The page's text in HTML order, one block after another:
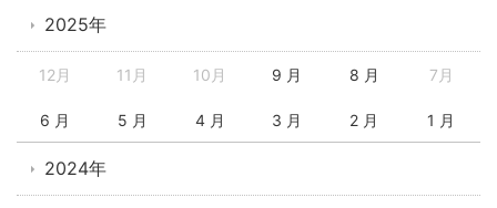
2025年
12月 11月 10月 9 月 8 月 7月
6 月 5 月 4 月 3 月 2 月 1 月
2024年